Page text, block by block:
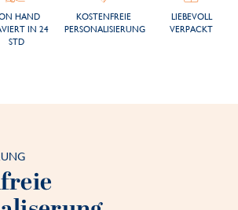
HAND
IN 24
STD
KOSTENFREIE
PERSONALISIERUNG
LIEBEVOLL
VERPACKT